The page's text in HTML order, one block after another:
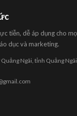
tiễn, dễ áp dụng cho
dục và marketing.
Quảng Ngãi, tỉnh Quảng Ngãi